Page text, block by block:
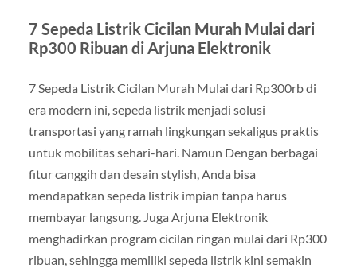
7 Sepeda Listrik Cicilan Murah Mulai dari
Rp300 Ribuan di Arjuna Elektronik
7 Sepeda Listrik Cicilan Murah Mulai dari Rp300rb di
era modern ini, sepeda listrik menjadi solusi
transportasi yang ramah lingkungan sekaligus praktis
untuk mobilitas sehari-hari. Namun Dengan berbagai
fitur canggih dan desain stylish, Anda bisa
mendapatkan sepeda listrik impian tanpa harus
membayar langsung. Juga Arjuna Elektronik
menghadirkan program cicilan ringan mulai dari Rp300
ribuan, sehingga memiliki sepeda listrik kini semakin